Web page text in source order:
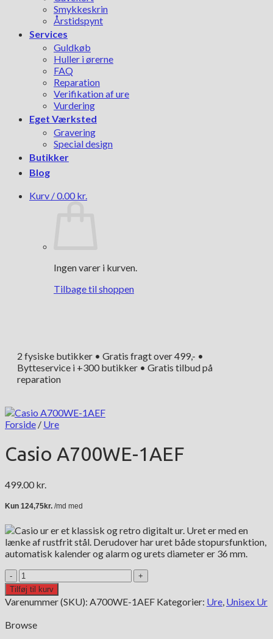
Smykkeskrin
Årstidspynt
Services
Guldkøb
Huller i ørerne
FAQ
Reparation
Verifikation af ure
Vurdering
Eget Værksted
Gravering
Special design
Butikker
Blog
Kurv /0.00 kr.
Ingen varer i kurven.
Tilbage til shoppen
2 fysiske butikker • Gratis fragt over 499,- •
Bytteservice i +300 butikker • Gratis tilbud på
reparation
Forside / Ure
Casio A700WE-1AEF
499.00 kr.
Casio ur er et klassisk og retro digitalt ur. Uret er med en
lænke af rustfrit stål. Derudover har uret både stopursfunktion,
automatisk kalender og alarm og urets diameter er 36 mm.
Casio
A700WE-
1AEF
antal
Tilføj til kurv
Varenummer (SKU): A700WE-1AEF Kategorier: Ure, Unisex Ur
Browse